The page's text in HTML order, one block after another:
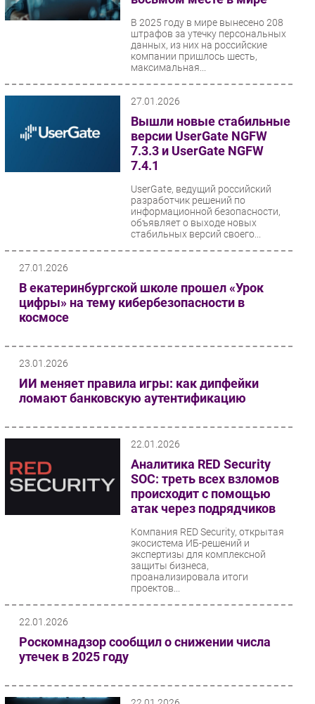
В 2025 году в мире вынесено 208
штрафов за утечку персональных
данных, из них на российские
компании пришлось шесть,
максимальная...
27.01.2026
Вышли новые стабильные
версии UserGate NGFW
7.3.3 и UserGate NGFW
7.4.1
UserGate, ведущий российский
разработчик решений по
информационной безопасности,
объявляет о выходе новых
стабильных версий своего...
27.01.2026
В екатеринбургской школе прошел «Урок
цифры» на тему кибербезопасности в
космосе
23.01.2026
ИИ меняет правила игры: как дипфейки
ломают банковскую аутентификацию
22.01.2026
Аналитика RED Security
SOC: треть всех взломов
происходит с помощью
атак через подрядчиков
Компания RED Security, открытая
экосистема ИБ-решений и
экспертизы для комплексной
защиты бизнеса,
проанализировала итоги
проектов...
22.01.2026
Роскомнадзор сообщил о снижении числа
утечек в 2025 году